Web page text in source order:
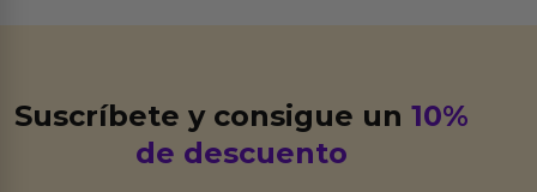
Suscríbete y consigue un10%
de descuento